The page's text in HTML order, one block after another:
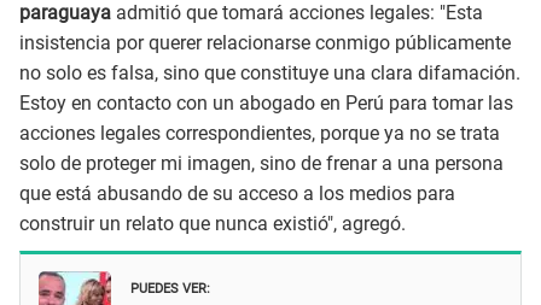
paraguaya admitió que tomará acciones legales: "Esta
insistencia por querer relacionarse conmigo públicamente
no solo es falsa, sino que constituye una clara difamación.
Estoy en contacto con un abogado en Perú para tomar las
acciones legales correspondientes, porque ya no se trata
solo de proteger mi imagen, sino de frenar a una persona
que está abusando de su acceso a los medios para
construir un relato que nunca existió", agregó.
PUEDES VER: